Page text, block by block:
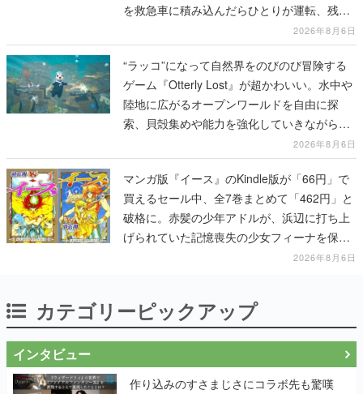
を救急車に積み込んだらひとりが運転、残り
2026年8月6日
“ラッコ”になって自然界をのびのび冒険する
ゲーム『Otterly Lost』が超かわいい。水中や
陸地に広がるオープンワールドを自由に探
索、貝殻集めや能力を強化していきながら、
2026年8月6日
マンガ版『イース』のKindle版が「66円」で
買えるセール中、全7巻まとめて「462円」と
破格に。赤髪の少年アドルが、浜辺に打ち上
げられていた記憶喪失の少女フィーナを保護
2026年8月6日
カテゴリーピックアップ
インタビュー
作り込みのすさまじさにコラボ先も驚嘆